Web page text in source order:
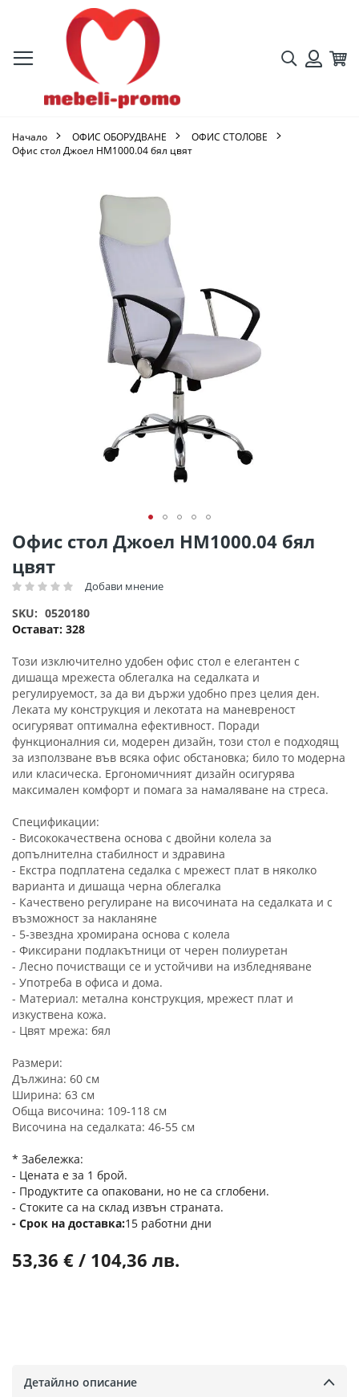
Търсене
Начало ОФИС ОБОРУДВАНЕ
ОФИС СТОЛОВЕ
Офис стол Джоел HM1000.04 бял цвят
Офис стол Джоел HM1000.04 бял
цвят
Рейтинг: Добави мнение
Остават: 328
SKU 0520180
Този изключително удобен офис стол е елегантен с
дишаща мрежеста облегалка на седалката и
регулируемост, за да ви държи удобно през целия ден.
Леката му конструкция и лекотата на маневреност
осигуряват оптимална ефективност. Поради
функционалния си, модерен дизайн, този стол е подходящ
за използване във всяка офис обстановка; било то модерна
или класическа. Ергономичният дизайн осигурява
максимален комфорт и помага за намаляване на стреса.
Спецификации:
- Висококачествена основа с двойни колела за
допълнителна стабилност и здравина
- Екстра подплатена седалка с мрежест плат в няколко
варианта и дишаща черна облегалка
- Качествено регулиране на височината на седалката и с
възможност за накланяне
- 5-звездна хромирана основа с колела
- Фиксирани подлакътници от черен полиуретан
- Лесно почистващи се и устойчиви на избледняване
- Употреба в офиса и дома.
- Материал: метална конструкция, мрежест плат и
изкуствена кожа.
- Цвят мрежа: бял
Размери:
Дължина: 60 ​​см
Ширина: 63 см
Обща височина: 109-118 см
Височина на седалката: 46-55 см
* Забележка:
- Цената е за 1 брой.
- Продуктите са опаковани, но не са сглобени.
- Стоките са на склад извън страната.
Срок на доставка 15 работни дни
53,36 € / 104,36 лв.
Преминете
към
началото
на
със
снимки
Детайлно описание